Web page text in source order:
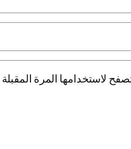
لاستخدامها المرة